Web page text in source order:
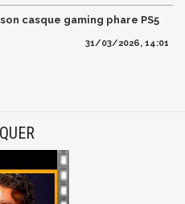
casque gaming phare PS5
31/03/2026, 14:01